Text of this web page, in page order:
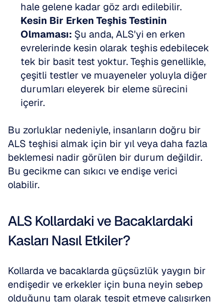
hale gelene kadar göz ardı edilebilir.
Kesin Bir Erken Teşhis Testinin
Olmaması: Şu anda, ALS'yi en erken
evrelerinde kesin olarak teşhis edebilecek
tek bir basit test yoktur. Teşhis genellikle,
çeşitli testler ve muayeneler yoluyla diğer
durumları eleyerek bir eleme sürecini
içerir.
Bu zorluklar nedeniyle, insanların doğru bir
ALS teşhisi almak için bir yıl veya daha fazla
beklemesi nadir görülen bir durum değildir.
Bu gecikme can sıkıcı ve endişe verici
olabilir.
ALS Kollardaki ve Bacaklardaki
Kasları Nasıl Etkiler?
Kollarda ve bacaklarda güçsüzlük yaygın bir
endişedir ve erkekler için buna neyin sebep
olduğunu tam olarak tespit etmeye çalışırken